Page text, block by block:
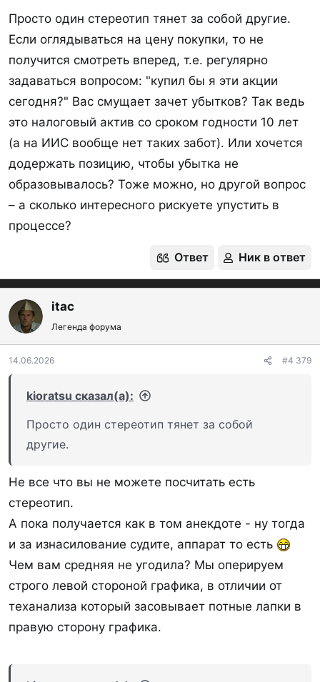
Просто один стереотип тянет за собой другие.
Если оглядываться на цену покупки, то не
получится смотреть вперед, т.е. регулярно
задаваться вопросом: "купил бы я эти акции
сегодня?" Вас смущает зачет убытков? Так ведь
это налоговый актив со сроком годности 10 лет
(а на ИИС вообще нет таких забот). Или хочется
додержать позицию, чтобы убытка не
образовывалось? Тоже можно, но другой вопрос
– а сколько интересного рискуете упустить в
процессе?
Ответ Ник в ответ
itac
Легенда форума
14.06.2026 #4 379
kioratsu сказал(а):
Просто один стереотип тянет за собой
другие.
Не все что вы не можете посчитать есть
стереотип.
А пока получается как в том анекдоте - ну тогда
и за изнасилование судите, аппарат то есть
Чем вам средняя не угодила? Мы оперируем
строго левой стороной графика, в отличии от
теханализа который засовывает потные лапки в
правую сторону графика.